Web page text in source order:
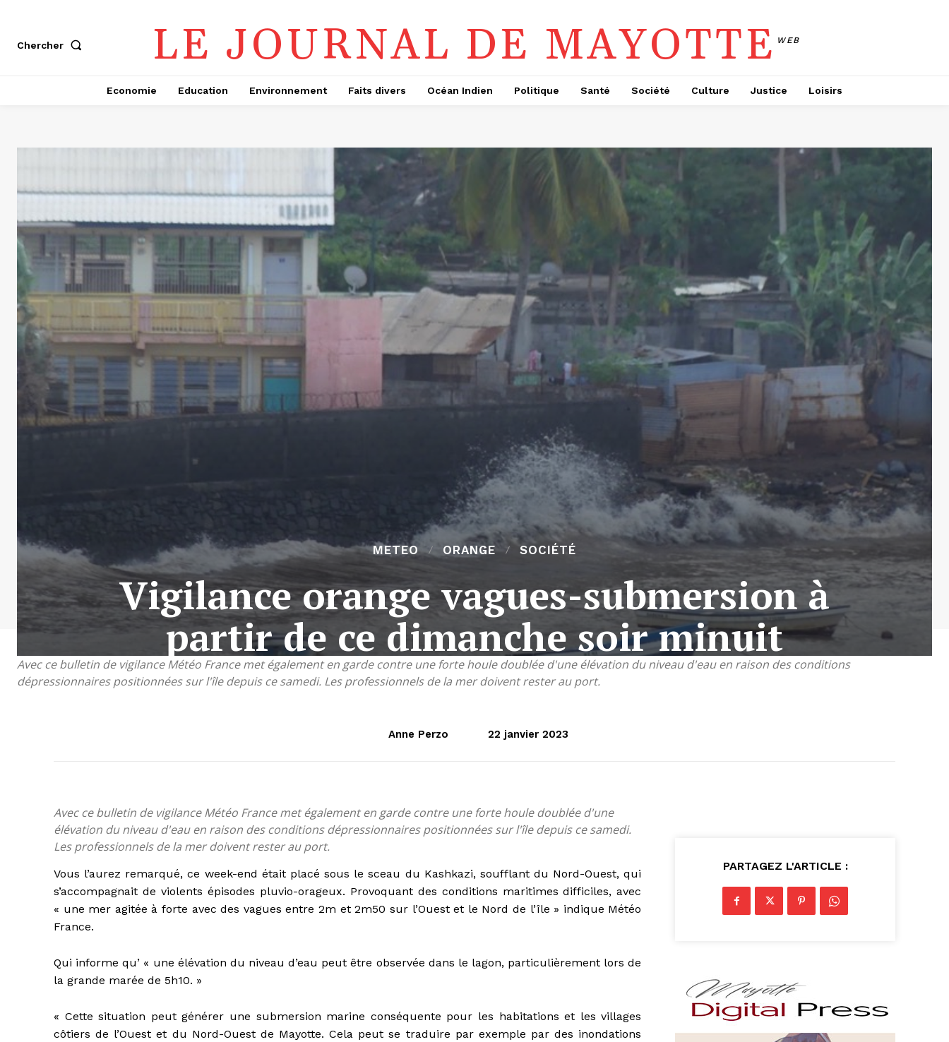
Chercher LE JOURNAL DE MAYOTTE WEB
Economie Education Environnement Faits divers Océan Indien Politique Santé Société Culture Justice Loisirs
Avec ce bulletin de vigilance Météo France met également en garde contre une forte houle doublée d'une élévation du niveau d'eau en raison des conditions
dépressionnaires positionnées sur l'île depuis ce samedi. Les professionnels de la mer doivent rester au port.
METEO ORANGE SOCIÉTÉ
Vigilance orange vagues-submersion à
partir de ce dimanche soir minuit
Anne Perzo 22 janvier 2023
Avec ce bulletin de vigilance Météo France met également en garde contre une forte houle doublée d'une
élévation du niveau d'eau en raison des conditions dépressionnaires positionnées sur l'île depuis ce samedi.
Les professionnels de la mer doivent rester au port.
Vous l’aurez remarqué, ce week-end était placé sous le sceau du Kashkazi, soufflant du Nord-Ouest, qui
s’accompagnait de violents épisodes pluvio-orageux. Provoquant des conditions maritimes difficiles, avec
« une mer agitée à forte avec des vagues entre 2m et 2m50 sur l’Ouest et le Nord de l’île » indique Météo
France.
Qui informe qu’ « une élévation du niveau d’eau peut être observée dans le lagon, particulièrement lors de
la grande marée de 5h10. »
« Cette situation peut générer une submersion marine conséquente pour les habitations et les villages
côtiers de l’Ouest et du Nord-Ouest de Mayotte. Cela peut se traduire par exemple par des inondations
PARTAGEZ L'ARTICLE :